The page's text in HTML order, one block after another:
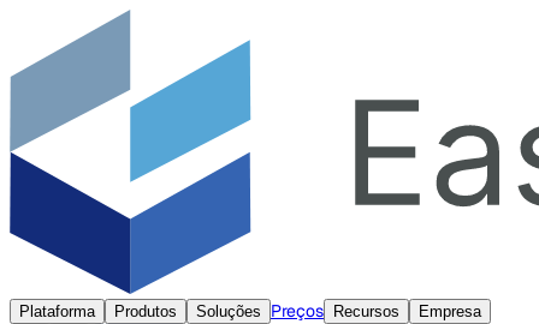
Plataforma Produtos Soluções Preços Recursos
Empresa